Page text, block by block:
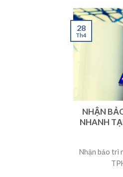
NHẬN
NHANH
Nhận bảo trì
28
Th4